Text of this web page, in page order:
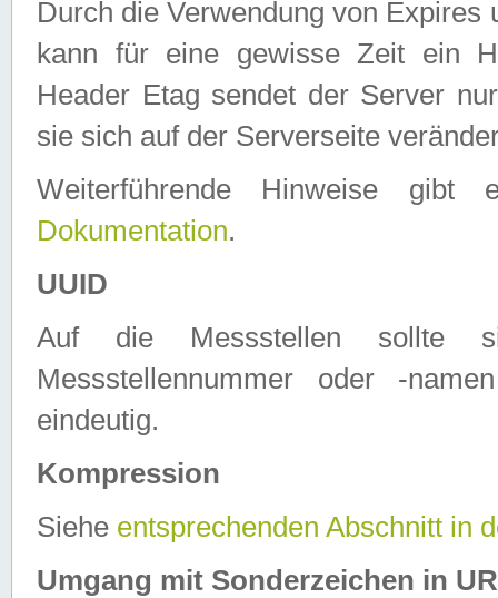
Durch die Verwendung von
kann für eine gewisse Zeit ein
Header Etag sendet der Server
sie sich auf der Serverseite
Weiterführende Hinweise
Dokumentation.
UUID
Auf die Messstellen sollte
Messstellennummer oder -
eindeutig.
Kompression
Siehe entsprechenden Abschnitt in
Umgang mit Sonderzeichen in